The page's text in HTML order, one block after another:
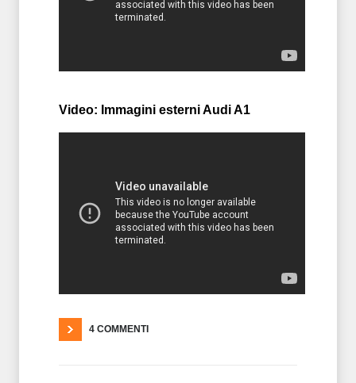
Video: Immagini esterni Audi A1
4 COMMENTI